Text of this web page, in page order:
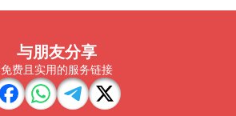
与朋友分享
免费且实用的服务链接